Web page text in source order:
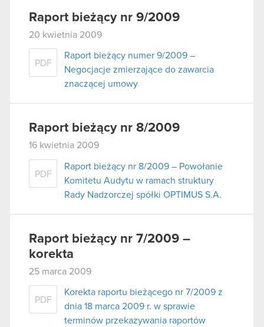
Raport bieżący nr 9/2009
20 kwietnia 2009
PDF
Raport bieżący numer 9/2009 –
Negocjacje zmierzające do zawarcia
znaczącej umowy
Raport bieżący nr 8/2009
16 kwietnia 2009
PDF
Raport bieżący nr 8/2009 – Powołanie
Komitetu Audytu w ramach struktury
Rady Nadzorczej spółki OPTIMUS S.A.
Raport bieżący nr 7/2009 –
korekta
25 marca 2009
PDF
Korekta raportu bieżącego nr 7/2009 z
dnia 18 marca 2009 r. w sprawie
terminów przekazywania raportów